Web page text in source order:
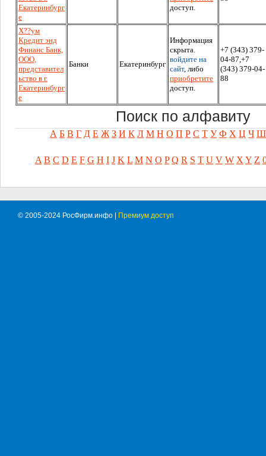
Екатеринбург
е
доступ.
Х??ум
Кредит энд
Финанс Банк,
ООО,
представител
ьство в г.
Екатеринбург
е
Банки Екатеринбург
Информация
скрыта.
войдите на
сайт, либо
приобретите
доступ.
+7 (343) 379-
04-87,+7
(343) 379-04-
88
Поиск по алфавиту
А Б В Г Д Е Ж З И К Л М Н О П Р С Т У Ф Х Ц Ч Ш
A B C D E F G H I J K L M N O P Q R S T U V W X Y Z
© 2005-2024 РосФирм.инфо | Премиум доступ